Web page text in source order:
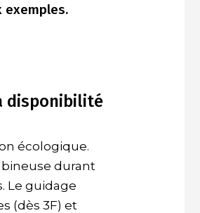
exemples.
disponibilité
écologique.
bineuse durant
Le guidage
(dès 3F) et